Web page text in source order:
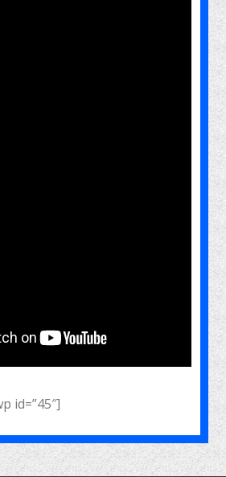
id=”45″]